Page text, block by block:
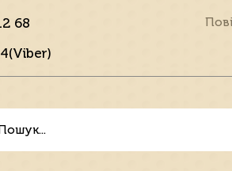
68